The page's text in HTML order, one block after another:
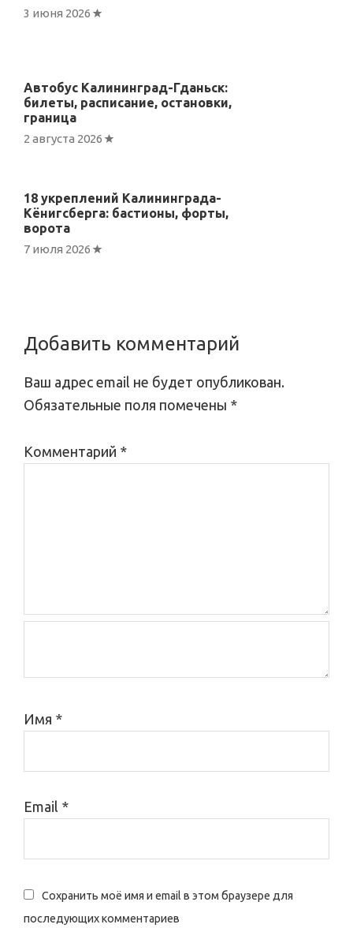
3 июня 2026
Автобус Калининград-Гданьск:
билеты, расписание, остановки,
граница
2 августа 2026
18 укреплений Калининграда-
Кёнигсберга: бастионы, форты,
ворота
7 июля 2026
R
a
e
r
a
t
o
s
Добавить комментарий
Ваш адрес email не будет опубликован.
Обязательные поля помечены *
Комментарий *
Имя *
Email *
Сохранить моё имя и email в этом браузере для
последующих комментариев